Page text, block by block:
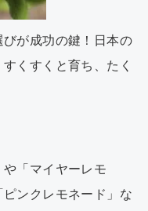
が成功の鍵！日本の
くすくと育ち、たく
「マイヤーレモ
ンクレモネード」な